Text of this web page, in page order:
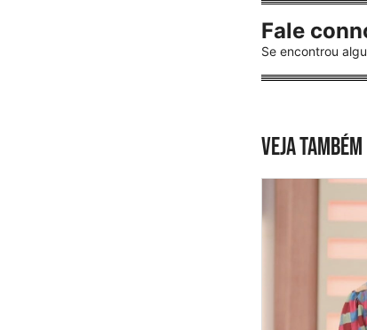
Fale
Se encontrou
VEJA TAMBÉM